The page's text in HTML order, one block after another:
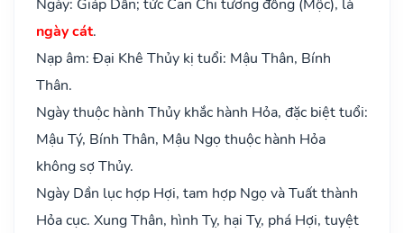
Ngày: Giáp Dần; tức Can Chi tương đồng (Mộc), là
ngày cát.
Nạp âm: Đại Khê Thủy kị tuổi: Mậu Thân, Bính
Thân.
Ngày thuộc hành Thủy khắc hành Hỏa, đặc biệt tuổi:
Mậu Tý, Bính Thân, Mậu Ngọ thuộc hành Hỏa
không sợ Thủy.
Ngày Dần lục hợp Hợi, tam hợp Ngọ và Tuất thành
Hỏa cục. Xung Thân, hình Tỵ, hại Tỵ, phá Hợi, tuyệt